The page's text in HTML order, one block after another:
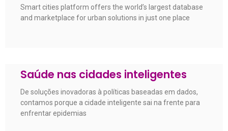
Smart cities platform offers the world’s largest database
and marketplace for urban solutions in just one place
Saúde nas cidades inteligentes
De soluções inovadoras à políticas baseadas em dados,
contamos porque a cidade inteligente sai na frente para
enfrentar epidemias